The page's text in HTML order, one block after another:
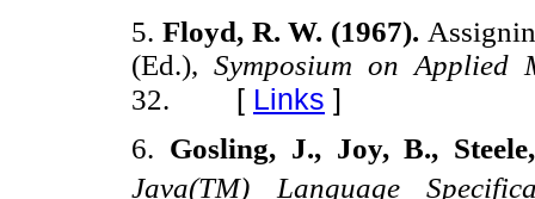
5. Floyd, R. W. (1967).
(Ed.), Symposium on Applied
32. [ Links ]
6. Gosling, J., Joy, B.,
Java(TM) Language